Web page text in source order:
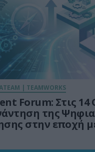
| TEAMWORKS
Forum: Στις 14
της
στην εποχή